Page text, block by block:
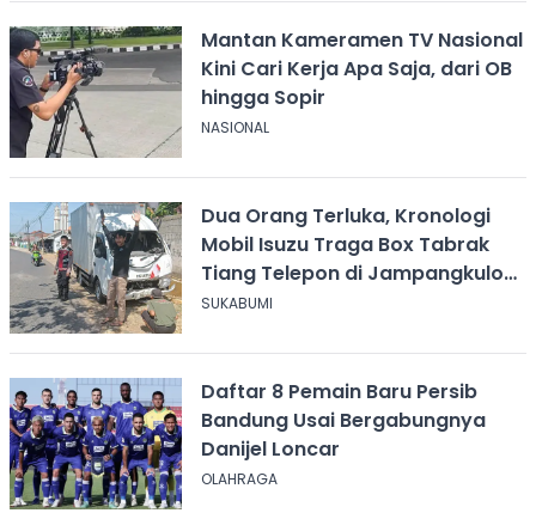
Mantan Kameramen TV Nasional
Kini Cari Kerja Apa Saja, dari OB
hingga Sopir
NASIONAL
Dua Orang Terluka, Kronologi
Mobil Isuzu Traga Box Tabrak
Tiang Telepon di Jampangkulon
Sukabumi
SUKABUMI
Daftar 8 Pemain Baru Persib
Bandung Usai Bergabungnya
Danijel Loncar
OLAHRAGA